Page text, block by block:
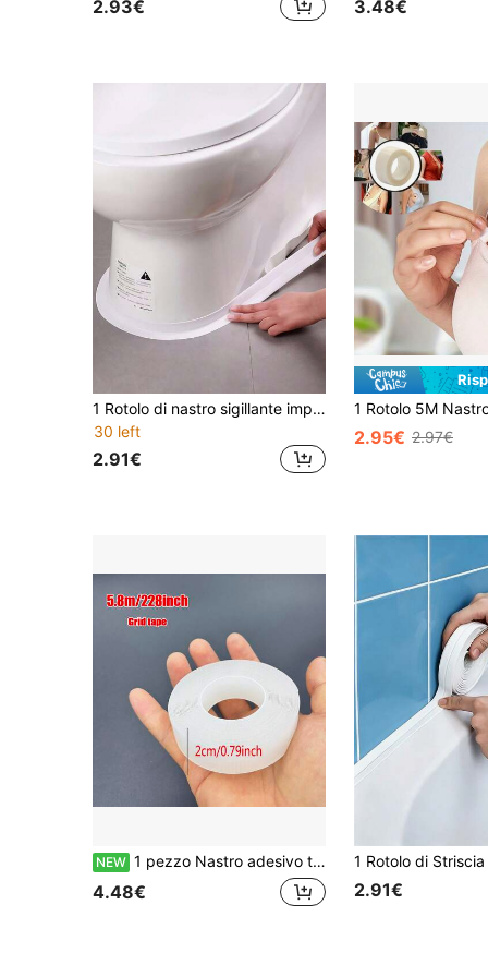
2.93€ 3.48€
1 Rotolo di nastro sigillante impermeabile anti-muffa, striscia sigillante autoadesiva in materiale PVC con retro adesivo, adatto per bagno, vasca da bagno, toilette, lavello da cucina, sigillatura delle pareti
30 left
2.91€
2.95€ 2.97€
NEW 1 pezzo Nastro adesivo trasparente a doppia faccia da 0,79 pollici/228 pollici, nastro adesivo pulibile per uso in cucina e bagno, nastro adesivo a doppia faccia per uso in ufficio
4.48€ 2.91€